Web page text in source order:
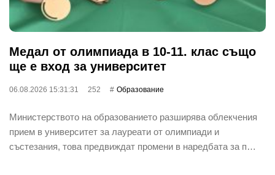
Медал от олимпиада в 10-11. клас също
ще е вход за университет
06.08.2026 15:31:31 252 Oбразование
Министерството на образованието разширява облекчения
прием в университет за лауреати от олимпиади и
състезания, това предвиждат промени в наредбата за п…